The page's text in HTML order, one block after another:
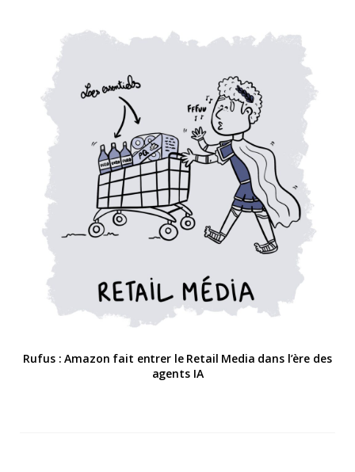
Rufus : Amazon fait entrer le Retail Media dans l’ère des
agents IA